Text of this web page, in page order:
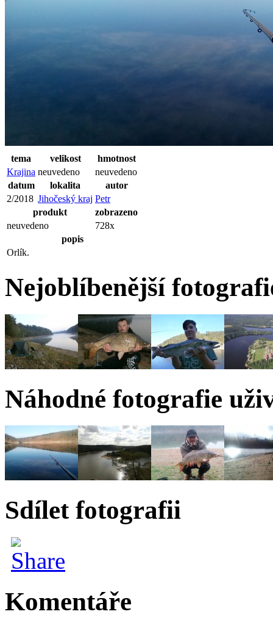
tema velikost
hmotnost
Krajina neuvedeno
neuvedeno
datum
lokalita
autor
2/2018 Jihočeský kraj Petr
produkt
zobrazeno
neuvedeno
728x
popis
Orlík.
Nejoblíbenější
Náhodné fotografie
Sdílet fotografii
Komentáře